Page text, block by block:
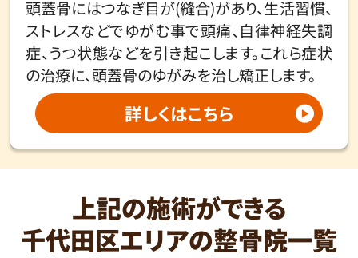
頭蓋骨にはつなぎ目が(縫合)があり、生活習慣、
ストレスなどでゆがむ事で頭痛、自律神経失調
症、うつ状態などを引き起こします。これら症状
の治療に、頭蓋骨のゆがみを治し矯正します。
詳しくはこちら
上記の施術ができる
千代田区エリアの整骨院一覧